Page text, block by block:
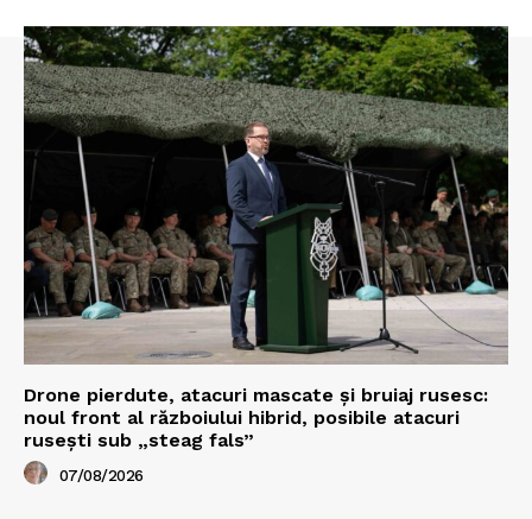
Drone pierdute, atacuri mascate și bruiaj rusesc:
noul front al războiului hibrid, posibile atacuri
rusești sub „steag fals”
07/08/2026